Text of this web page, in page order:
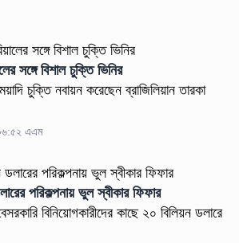
সঙ্গে বিশাল চুক্তি ভিনির
চুক্তি নবায়ন করেছেন ব্রাজিলিয়ান তারকা
এএম
পরিকল্পনায় ভুল স্বীকার ফিফার
বিনিয়োগকারীদের কাছে ২০ বিলিয়ন ডলারে